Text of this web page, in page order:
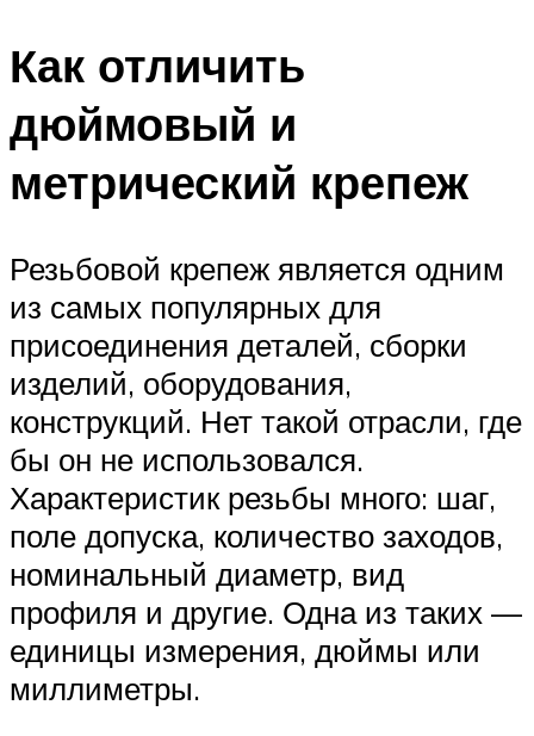
Как отличить
дюймовый и
метрический крепеж
Резьбовой крепеж является одним
из самых популярных для
присоединения деталей, сборки
изделий, оборудования,
конструкций. Нет такой отрасли, где
бы он не использовался.
Характеристик резьбы много: шаг,
поле допуска, количество заходов,
номинальный диаметр, вид
профиля и другие. Одна из таких —
единицы измерения, дюймы или
миллиметры.